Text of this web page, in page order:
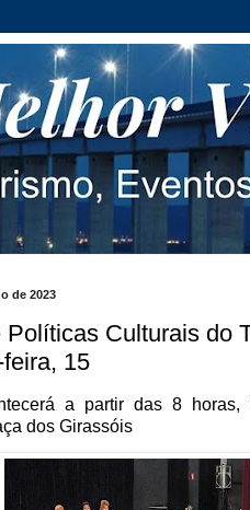
de 2023
Políticas Culturais do
15
a partir das 8 horas,
dos Girassóis